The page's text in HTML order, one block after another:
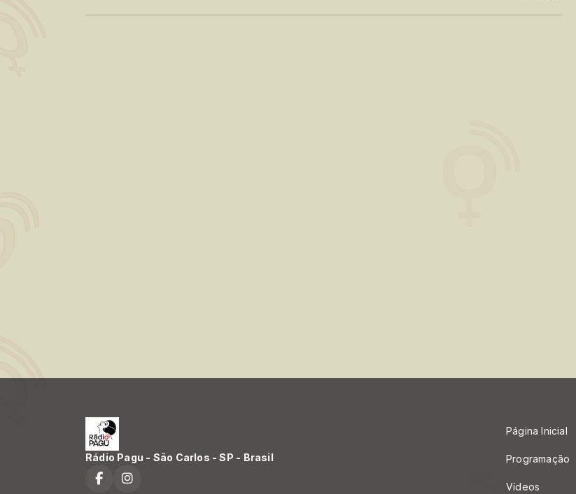
Rádio Pagu - São Carlos - SP - Brasil
Página Inicial
Programação
Vídeos